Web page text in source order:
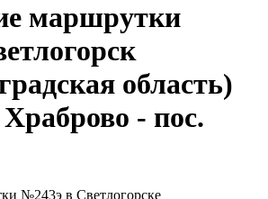
маршрутки
область)
- пос.
№243э в Светлогорске